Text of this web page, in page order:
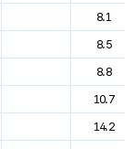
8.1
8.5
8.8
10.7
14.2